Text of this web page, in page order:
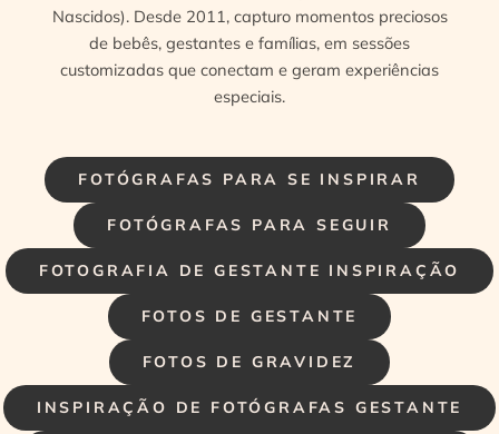
FOTÓGRAFAS PARA SE INSPIRAR
FOTÓGRAFAS PARA SEGUIR
FOTOGRAFIA DE GESTANTE INSPIRAÇÃO
FOTOS DE GESTANTE
FOTOS DE GRAVIDEZ
INSPIRAÇÃO DE FOTÓGRAFAS GESTANTE
Nascidos). Desde 2011, capturo momentos preciosos
de bebês, gestantes e famílias, em sessões
customizadas que conectam e geram experiências
especiais.